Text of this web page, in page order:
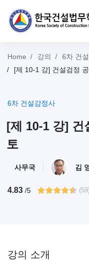
Home 강의
6차 건
[제 10-1 강] 건설검정
6차 건설감정사
[제 10-1 강] 건
토
사무국 김
4.83 /5
강의 소개